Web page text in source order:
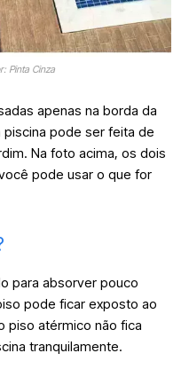
Pinta Cinza
apenas na borda da
piscina pode ser feita de
Na foto acima, os dois
pode usar o que for
para absorver pouco
pode ficar exposto ao
piso atérmico não fica
tranquilamente.